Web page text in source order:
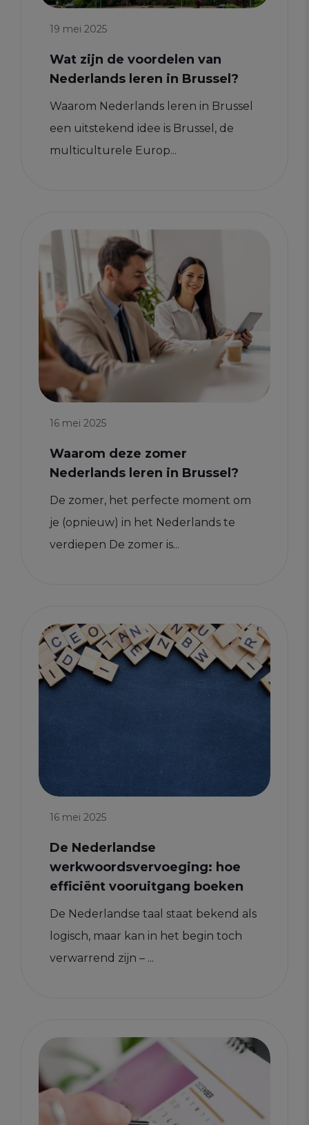
19 mei 2025
Wat zijn de voordelen van
Nederlands leren in Brussel?
Waarom Nederlands leren in Brussel
een uitstekend idee is Brussel, de
multiculturele Europ...
16 mei 2025
Waarom deze zomer
Nederlands leren in Brussel?
De zomer, het perfecte moment om
je (opnieuw) in het Nederlands te
verdiepen De zomer is...
16 mei 2025
De Nederlandse
werkwoordsvervoeging: hoe
efficiënt vooruitgang boeken
De Nederlandse taal staat bekend als
logisch, maar kan in het begin toch
verwarrend zijn – ...